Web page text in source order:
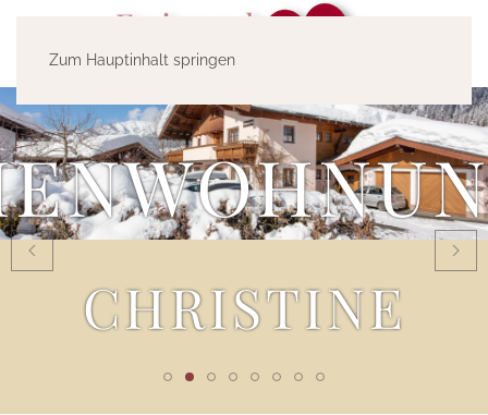
Zum Hauptinhalt springen
CHRISTINE